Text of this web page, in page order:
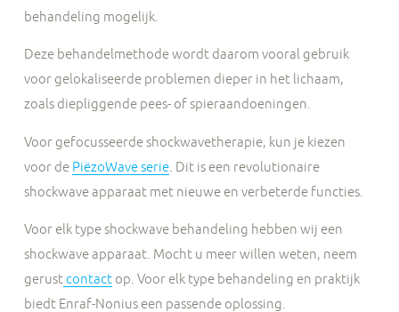
behandeling mogelijk.
Deze behandelmethode wordt daarom vooral gebruik
voor gelokaliseerde problemen dieper in het lichaam,
zoals diepliggende pees- of spieraandoeningen.
Voor gefocusseerde shockwavetherapie, kun je kiezen
voor de PiëzoWave serie. Dit is een revolutionaire
shockwave apparaat met nieuwe en verbeterde functies.
Voor elk type shockwave behandeling hebben wij een
shockwave apparaat. Mocht u meer willen weten, neem
gerustcontactop. Voor elk type behandeling en praktijk
biedt Enraf-Nonius een passende oplossing.